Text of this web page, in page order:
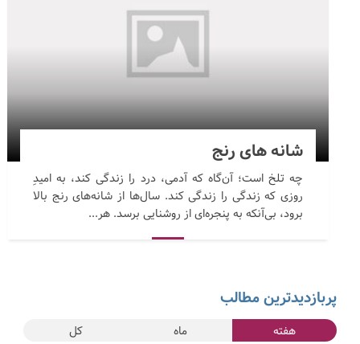
شانه های رنج
چه تلخ است؛ آن‌گاه که آدمی، درد را زندگی کند، به امیدِ
روزی که زندگی را زندگی کند. سال‌ها از شانه‌های رنج بالا
برود، بی‌آنکه به پنجره‌ای از روشنایی برسد. هر...
پربازدیدترین مطالب
هفته ماه کل